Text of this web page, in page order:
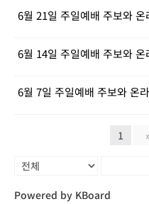
6월 21일 주일예배 주보와 온
6월 14일 주일예배 주보와 온
6월 7일 주일예배 주보와 온
1 »
Powered by KBoard